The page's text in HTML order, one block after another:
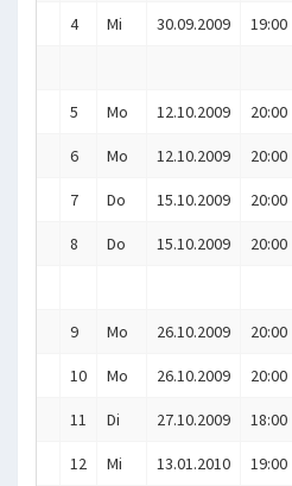
4 Mi 30.09.2009 19:00
5 Mo 12.10.2009 20:00
6 Mo 12.10.2009 20:00
7 Do 15.10.2009 20:00
8 Do 15.10.2009 20:00
9 Mo 26.10.2009 20:00
10 Mo 26.10.2009 20:00
11 Di 27.10.2009 18:00
12 Mi 13.01.2010 19:00